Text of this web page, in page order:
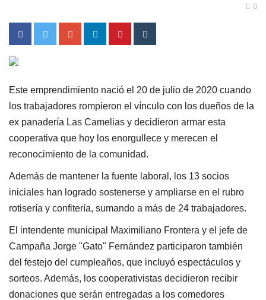
0
Este emprendimiento nació el 20 de julio de 2020 cuando
los trabajadores rompieron el vínculo con los dueños de la
ex panadería Las Camelias y decidieron armar esta
cooperativa que hoy los enorgullece y merecen el
reconocimiento de la comunidad.
Además de mantener la fuente laboral, los 13 socios
iniciales han logrado sostenerse y ampliarse en el rubro
rotisería y confitería, sumando a más de 24 trabajadores.
El intendente municipal Maximiliano Frontera y el jefe de
Campaña Jorge "Gato" Fernández participaron también
del festejo del cumpleaños, que incluyó espectáculos y
sorteos. Además, los cooperativistas decidieron recibir
donaciones que serán entregadas a los comedores